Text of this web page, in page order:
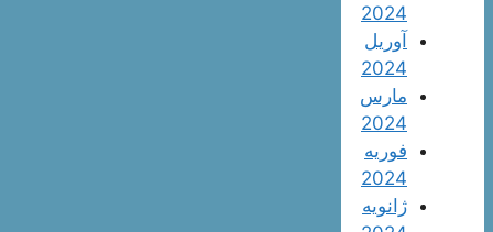
2024
آوریل
2024
مارس
2024
فوریه
2024
ژانویه